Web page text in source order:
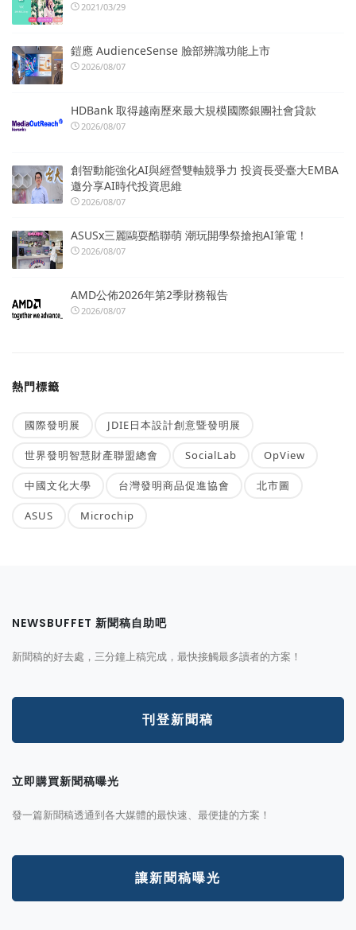
2021/03/29
鎧應 AudienceSense 臉部辨識功能上市
2026/08/07
HDBank 取得越南歷來最大規模國際銀團社會貸款
2026/08/07
創智動能強化AI與經營雙軸競爭力 投資長受臺大EMBA
邀分享AI時代投資思維
2026/08/07
ASUSx三麗鷗耍酷聯萌 潮玩開學祭搶抱AI筆電！
2026/08/07
AMD公佈2026年第2季財務報告
2026/08/07
熱門標籤
國際發明展 JDIE日本設計創意暨發明展
世界發明智慧財產聯盟總會 SocialLab OpView
中國文化大學 台灣發明商品促進協會 北市圖
ASUS Microchip
NEWSBUFFET 新聞稿自助吧
新聞稿的好去處，三分鐘上稿完成，最快接觸最多讀者的方案！
刊登新聞稿
立即購買新聞稿曝光
發一篇新聞稿透通到各大媒體的最快速、最便捷的方案！
讓新聞稿曝光